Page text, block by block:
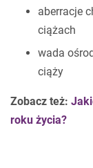
aberracje
ciążach
wada
ciąży
Zobacz też:
roku życia?